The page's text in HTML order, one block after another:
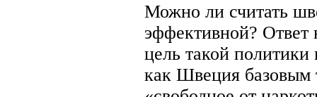
Можно ли считать
эффективной? Ответ
цель такой
как Швеция базовым